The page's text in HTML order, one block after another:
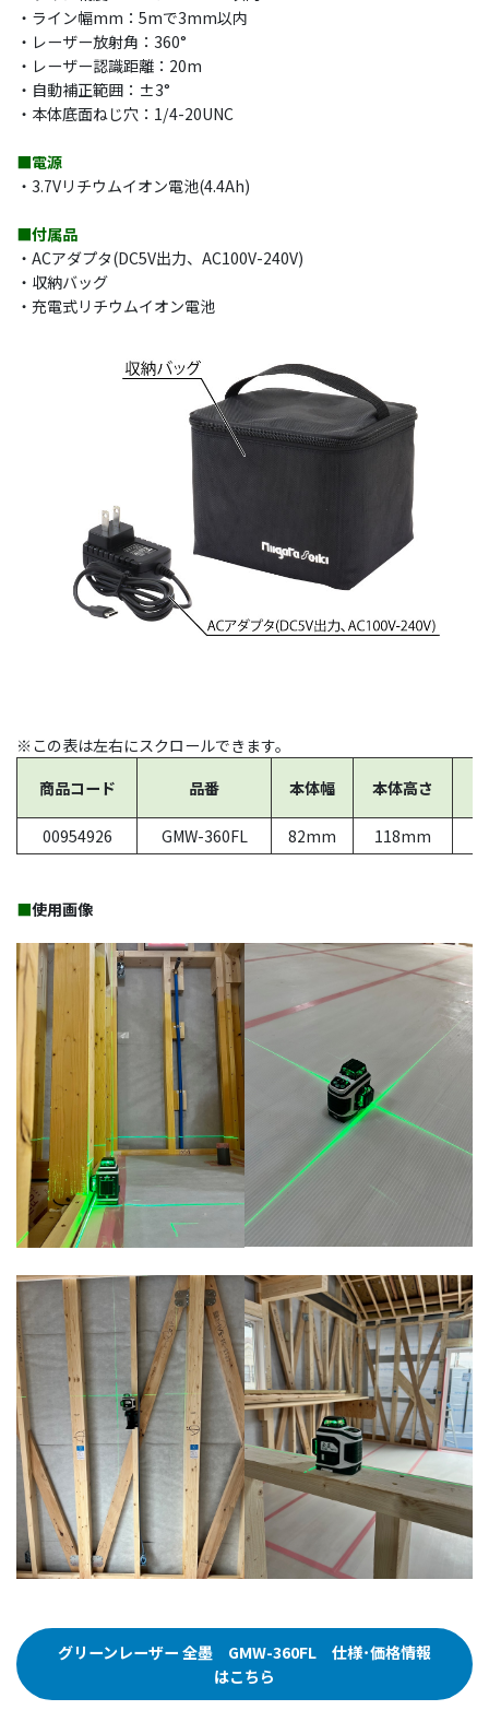
・ライン幅mm：5mで3mm以内
・レーザー放射角：360°
・レーザー認識距離：20m
・自動補正範囲：±3°
・本体底面ねじ穴：1/4-20UNC
■電源
・3.7Vリチウムイオン電池(4.4Ah)
■付属品
・ACアダプタ(DC5V出力、AC100V-240V)
・収納バッグ
・充電式リチウムイオン電池
※この表は左右にスクロールできます。
商品コード
品番 本体幅 本体高さ
00954926 GMW-360FL 82mm 118mm
■使用画像
グリーンレーザー 全墨 GMW-360FL 仕様･価格情報
はこちら